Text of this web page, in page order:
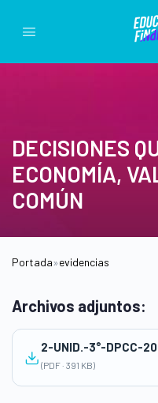
DECISIONES
ECONOMÍA,
COMÚN
Portada»evidencias
Archivos adjuntos:
2-UNID.-3°-DPCC-
(PDF · 391 KB)